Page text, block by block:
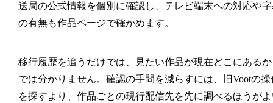
送局の公式情報を個別に確認し、テレビ端末への対応や
の有無も作品ページで確かめます。
移行履歴を追うだけでは、見たい作品が現在どこにある
では分かりません。確認の手間を減らすには、旧Vootの操
を探すより、作品ごとの現行配信先を先に調べるほうが